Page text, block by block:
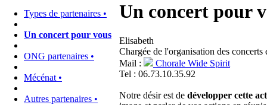
Types de partenaires •
Un concert pour vous
ONG partenaires •
Mécénat •
Autres partenaires •
Un concert pour
Elisabeth
Chargée de l'organisation des concerts
Mail :
Chorale Wide Spirit
Tel : 06.73.10.35.92
Notre désir est de développer cette